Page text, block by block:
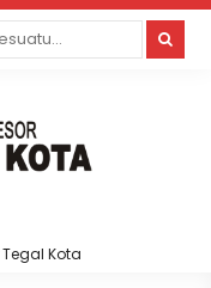
Kota